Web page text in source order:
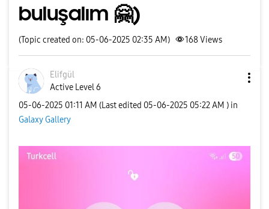
buluşalım 🤗)
(Topic created on: 05-06-2025 02:35 AM) 168Views
Elifgül
Active Level 6
‎05-06-2025 01:11 AM (Last edited ‎05-06-2025 05:22 AM ) in
Galaxy Gallery